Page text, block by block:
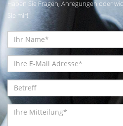
Haben Sie Fragen, Anregungen oder
Sie mir!